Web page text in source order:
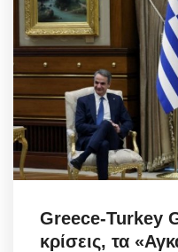
Greece-Turkey
κρίσεις, τα